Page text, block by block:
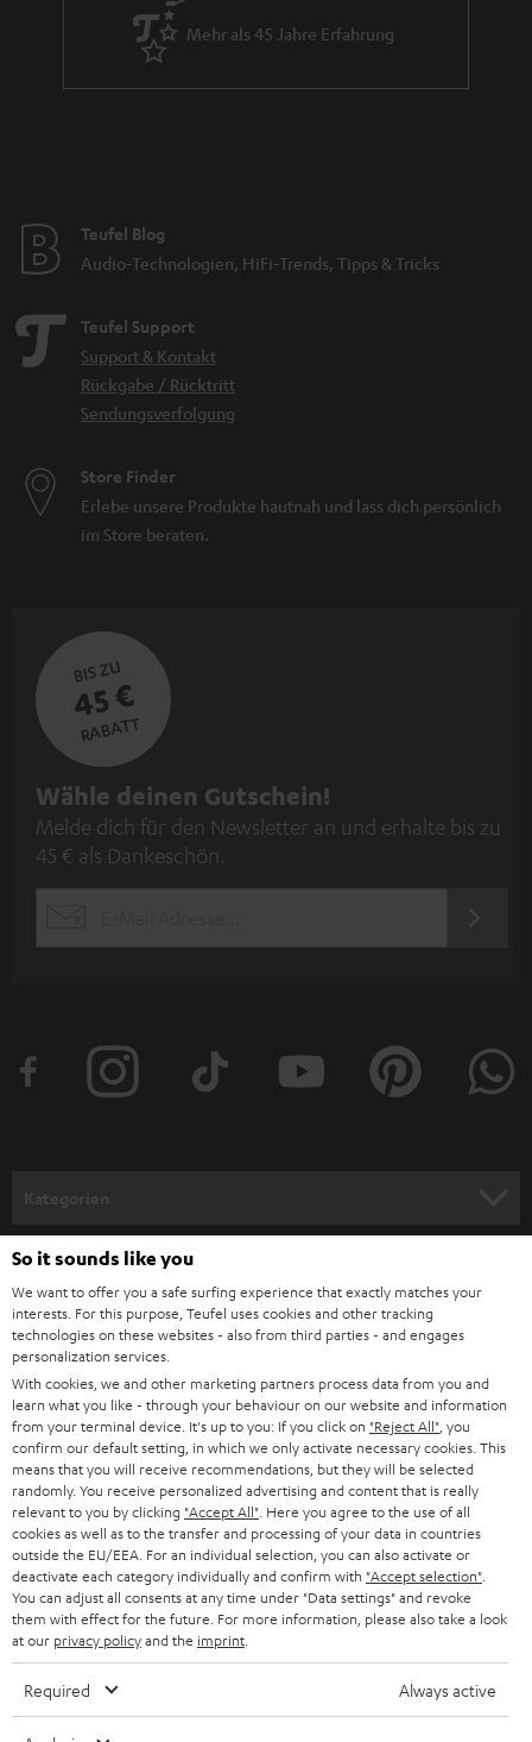
Mehr als 45 Jahre Erfahrung
Teufel Blog
Audio-Technologien, HiFi-Trends, Tipps & Tricks
Teufel Support
Support & Kontakt
Rückgabe / Rücktritt
Sendungsverfolgung
Store Finder
Erlebe unsere Produkte hautnah und lass dich persönlich
im Store beraten.
BIS ZU
45 €
RABATT
N
e
w
e
e
l
d
u
n
g
Wähle deinen Gutschein!
Melde dich für den Newsletter an und erhalte bis zu
45 € als Dankeschön.
HEIMKINO
HEIMKINO-KOMPLETTANLAGEN
SOUNDBARS
STEREO
SMART HOME
BLUETOOTH-LAUTSPRECHER
KOPFHÖRER
BLUETOOTH-KOPFHÖRER
STEREOANLAGEN
LAUTSPRECHER
Unternehmen
SUPPORT
PRESSE & MARKETING
GESCHÄFTSKUNDEN
PARTNERPROGRAMM
BLOG
NEWSLETTER
STORES
DEINE VORTEILE BEI TEUFEL
Teufel Onlineshops
DEUTSCHLAND
ÖSTERREICH
SCHWEIZ
NIEDERLANDE
BELGIEN
So it sounds like you
We want to offer you a safe surfing experience that exactly matches your
interests. For this purpose, Teufel uses cookies and other tracking
technologies on these websites - also from third parties - and engages
personalization services.
With cookies, we and other marketing partners process data from you and
learn what you like - through your behaviour on our website and information
from your terminal device. It's up to you: If you click on "Reject All" , you
confirm our default setting, in which we only activate necessary cookies. This
means that you will receive recommendations, but they will be selected
randomly. You receive personalized advertising and content that is really
relevant to you by clicking "Accept All" . Here you agree to the use of all
cookies as well as to the transfer and processing of your data in countries
outside the EU/EEA. For an individual selection, you can also activate or
deactivate each category individually and confirm with "Accept selection"
You can adjust all consents at any time under "Data settings" and revoke
them with effect for the future. For more information, please also take a look
at our privacy policyand the imprint
Required Always active